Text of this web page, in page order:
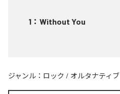
1 ： Without You
ジャンル： ロック / オルタナティブ